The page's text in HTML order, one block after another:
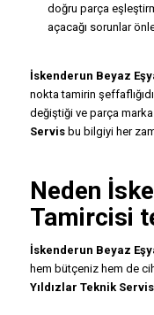
doğru parça
açacağı sorunlar
İskenderun Beyaz
nokta tamirin
değiştiği ve parça
Servisbu bilgiyi her
Neden
Tamircisi
İskenderun Beyaz
hem bütçeniz hem de
Yıldızlar Teknik Servis